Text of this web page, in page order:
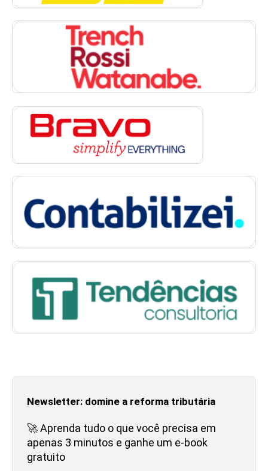
Newsletter: domine a reforma tributária
🚀 Aprenda tudo o que você precisa em
apenas 3 minutos e ganhe um e-book
gratuito